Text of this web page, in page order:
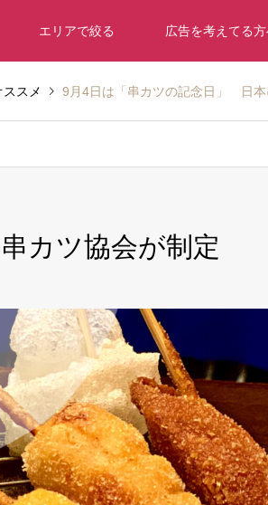
エリアで絞る 広告を考えてる
ススメ 9月4日は「串カツの記念日」 日本
カツ協会が制定